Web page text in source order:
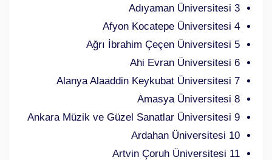
3 Adıyaman Üniversitesi
4 Afyon Kocatepe Üniversitesi
5 Ağrı İbrahim Çeçen Üniversitesi
6 Ahi Evran Üniversitesi
7 Alanya Alaaddin Keykubat Üniversitesi
8 Amasya Üniversitesi
9 Ankara Müzik ve Güzel Sanatlar Üniversitesi
10 Ardahan Üniversitesi
11 Artvin Çoruh Üniversitesi